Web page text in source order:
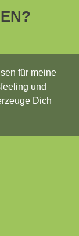
für meine
und
Dich